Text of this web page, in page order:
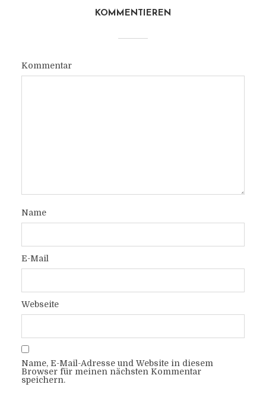
KOMMENTIEREN
Kommentar
Name
E-Mail
Webseite
Name, E-Mail-Adresse und Website in diesem
Browser für meinen nächsten Kommentar
speichern.